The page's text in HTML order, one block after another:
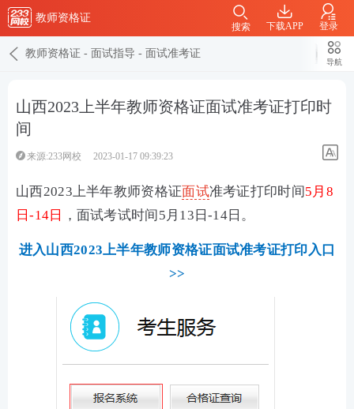
教师资格证
下载APP 登录
搜索
教师资格证 - 面试指导 - 面试准考证
导航
山西2023上半年教师资格证面试准考证打印时
间
来源:233网校 2023-01-17 09:39:23
山西2023上半年教师资格证面试准考证打印时间5月8
日-14日
，面试考试时间5月13日-14日。
进入山西2023上半年教师资格证面试准考证打印入口
>>